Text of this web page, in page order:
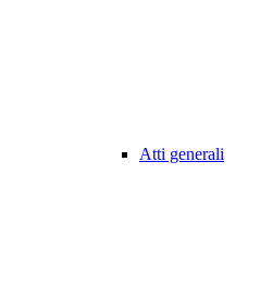
Atti generali